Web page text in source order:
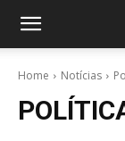
Home Notícias